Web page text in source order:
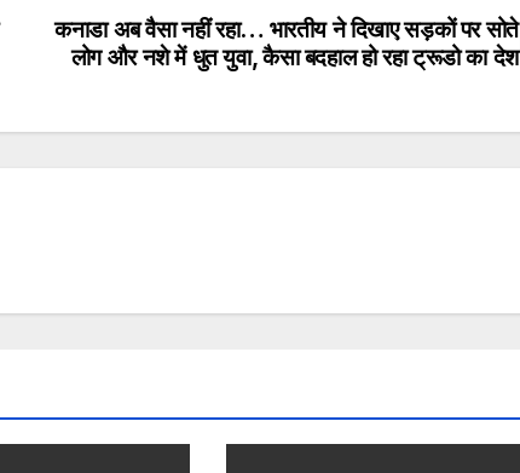
कनाडा अब वैसा नहीं रहा… भारतीय ने दिखाए सड़कों पर सोते
लोग और नशे में धुत युवा, कैसा बदहाल हो रहा ट्रूडो का देश